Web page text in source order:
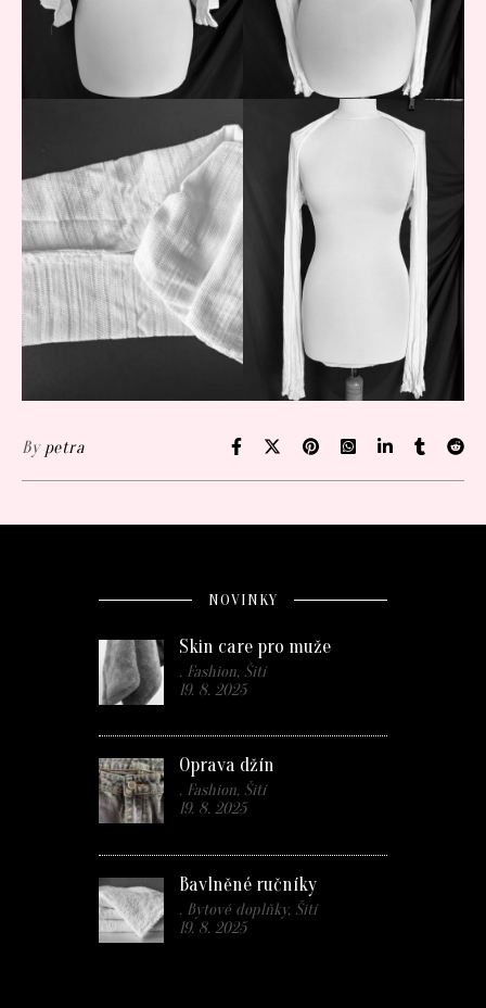
By petra
NOVINKY
Skin care pro muže
. Fashion, Šití
19. 8. 2025
Oprava džín
. Fashion, Šití
19. 8. 2025
Bavlněné ručníky
. Bytové doplňky, Šití
19. 8. 2025